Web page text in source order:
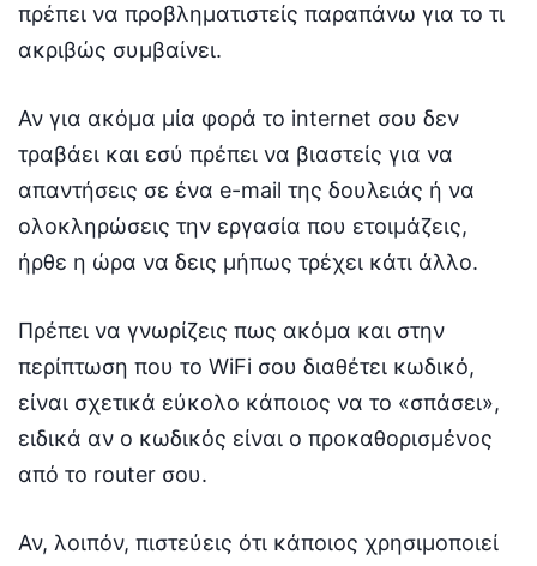
πρέπει να προβληματιστείς παραπάνω για το τι
ακριβώς συμβαίνει.
Αν για ακόμα μία φορά το internet σου δεν
τραβάει και εσύ πρέπει να βιαστείς για να
απαντήσεις σε ένα e-mail της δουλειάς ή να
ολοκληρώσεις την εργασία που ετοιμάζεις,
ήρθε η ώρα να δεις μήπως τρέχει κάτι άλλο.
Πρέπει να γνωρίζεις πως ακόμα και στην
περίπτωση που το WiFi σου διαθέτει κωδικό,
είναι σχετικά εύκολο κάποιος να το «σπάσει»,
ειδικά αν ο κωδικός είναι ο προκαθορισμένος
από το router σου.
Αν, λοιπόν, πιστεύεις ότι κάποιος χρησιμοποιεί